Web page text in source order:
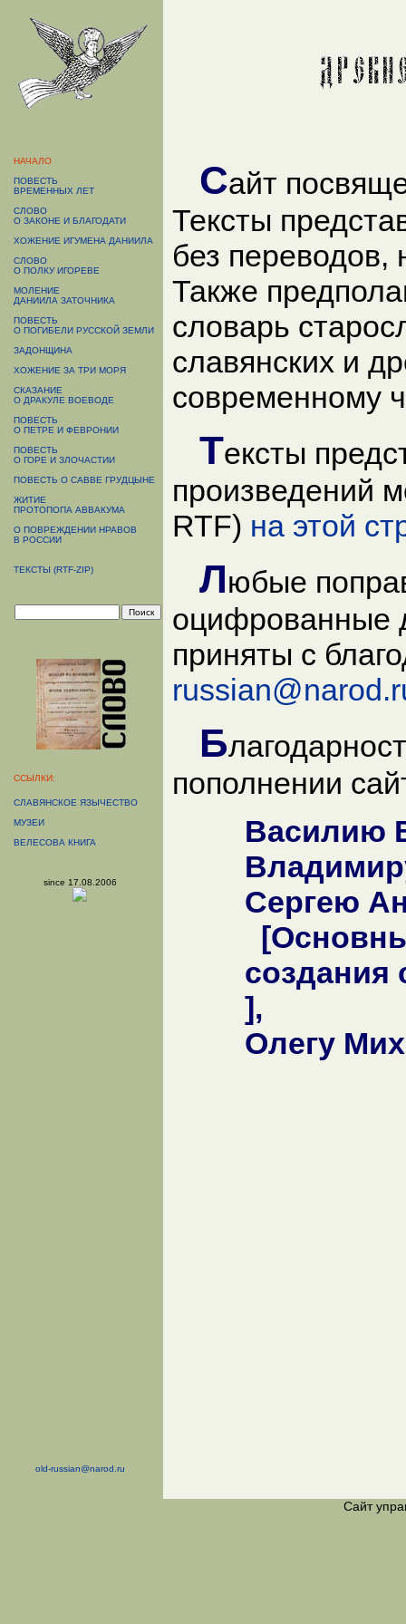
НАЧАЛО
ПОВЕСТЬ
ВРЕМЕННЫХ ЛЕТ
СЛОВО
О ЗАКОНЕ И БЛАГОДАТИ
ХОЖЕНИЕ ИГУМЕНА ДАНИИЛА
СЛОВО
О ПОЛКУ ИГОРЕВЕ
МОЛЕНИЕ
ДАНИИЛА ЗАТОЧНИКА
ПОВЕСТЬ
О ПОГИБЕЛИ РУССКОЙ ЗЕМЛИ
ЗАДОНЩИНА
ХОЖЕНИЕ ЗА ТРИ МОРЯ
СКАЗАНИЕ
О ДРАКУЛЕ ВОЕВОДЕ
ПОВЕСТЬ
О ПЕТРЕ И ФЕВРОНИИ
ПОВЕСТЬ
О ГОРЕ И ЗЛОЧАСТИИ
ПОВЕСТЬ О САВВЕ ГРУДЦЫНЕ
ЖИТИЕ
ПРОТОПОПА АВВАКУМА
О ПОВРЕЖДЕНИИ НРАВОВ
В РОССИИ
ТЕКСТЫ (RTF-ZIP)
ССЫЛКИ:
СЛАВЯНСКОЕ ЯЗЫЧЕСТВО
МУЗЕИ
ВЕЛЕСОВА КНИГА
since 17.08.2006
Сайт
Тексты
без
Также
словарь
славянских и
современному
Тексты
произведений
RTF) на этой
Любые
оцифрованные
приняты с
Б
пополнении
Василию
Сергею
создания
],
Олегу
old-russian@narod.ru
Сайт